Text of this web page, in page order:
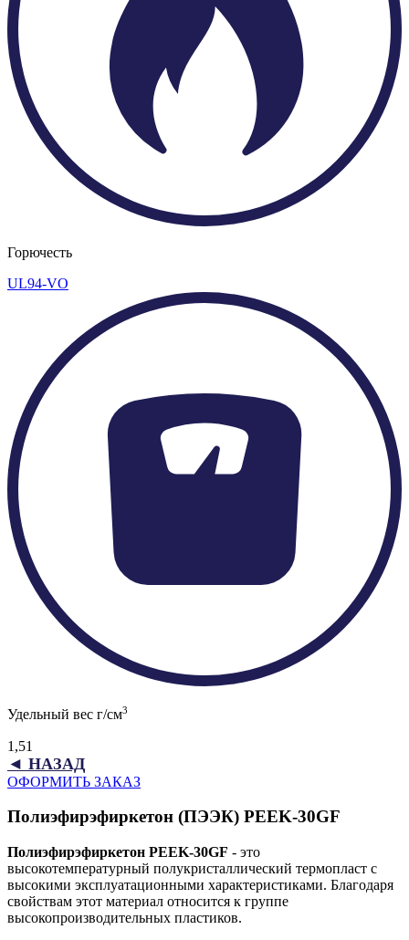
Горючесть
UL94-VO
Удельный вес г/см3
1,51
◄ НАЗАД
ОФОРМИТЬ ЗАКАЗ
Полиэфирэфиркетон (ПЭЭК) PEEK-30GF
Полиэфирэфиркетон PEEK-30GF - это
высокотемпературный полукристаллический термопласт с
высокими эксплуатационными характеристиками. Благодаря
свойствам этот материал относится к группе
высокопроизводительных пластиков.